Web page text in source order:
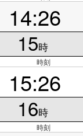
14:26
15時
時刻
15:26
16時
時刻